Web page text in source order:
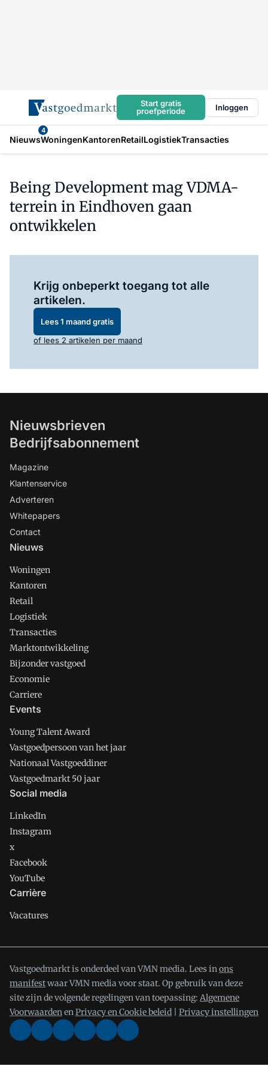
Start gratis
proefperiode
Inloggen
Nieuws
4
WoningenKantorenRetailLogistiekTransacties
Being Development mag VDMA-
terrein in Eindhoven gaan
ontwikkelen
Krijg onbeperkt toegang tot alle
artikelen.
Lees 1 maand gratis
of lees 2 artikelen per maand
Nieuwsbrieven
Bedrijfsabonnement
Magazine
Klantenservice
Adverteren
Whitepapers
Contact
Nieuws
Woningen
Kantoren
Retail
Logistiek
Transacties
Marktontwikkeling
Bijzonder vastgoed
Economie
Carriere
Events
Young Talent Award
Vastgoedpersoon van het jaar
Nationaal Vastgoeddiner
Vastgoedmarkt 50 jaar
Social media
LinkedIn
Instagram
x
Facebook
YouTube
Carrière
Vacatures
Vastgoedmarkt is onderdeel van VMN media. Lees inons
manifestwaar VMN media voor staat. Op gebruik van deze
site zijn de volgende regelingen van toepassing: Algemene
VoorwaardenenPrivacy en Cookie beleid Privacy instellingen